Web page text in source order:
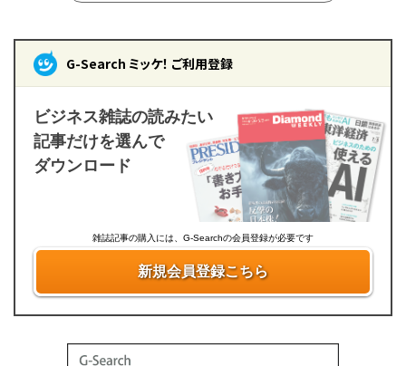
G-Search ミッケ！ ご利用登録
ビジネス雑誌の読みたい
記事だけを選んで
ダウンロード
雑誌記事の購入には、G-Searchの会員登録が必要です
新規会員登録こちら